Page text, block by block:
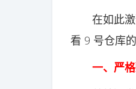
在如此激
看 9 号仓库
一、严格